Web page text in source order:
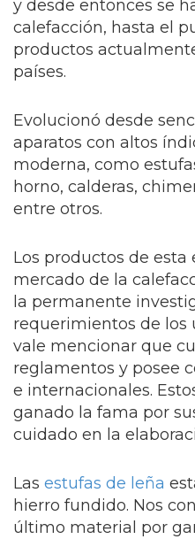
y desde entonces se
calefacción, hasta el
productos
países.
Evolucionó desde
aparatos con altos
moderna, como
horno, calderas,
entre otros.
Los productos de esta
mercado de la
la permanente
requerimientos de los
vale mencionar que
reglamentos y posee
e internacionales.
ganado la fama por
cuidado en la
Las estufas de leña
hierro fundido. Nos
último material por